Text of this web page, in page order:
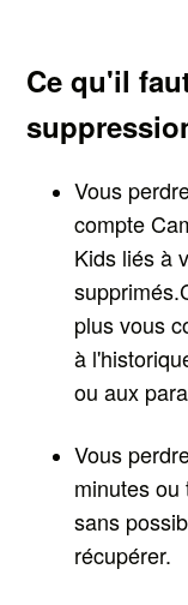
Ce qu'il
Vous
compte
Kids liés à
supprimés
plus vous
à
ou aux
Vous
minutes ou
sans
récupérer.